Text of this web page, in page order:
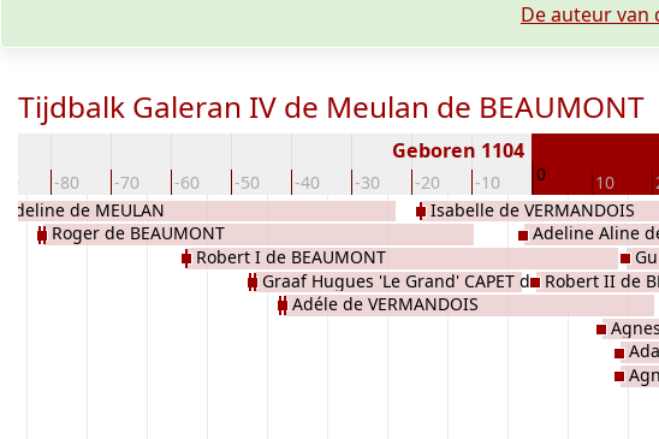
De auteur van
Tijdbalk Galeran IV de Meulan de BEAUMONT
-80 -70 -60 -50 -40 -30 -20 -10 0 10
Geboren 1104
Adeline de MEULAN
Roger de BEAUMONT
Robert I de BEAUMONT
Graaf Hugues 'Le Grand' CAPET de
FRANCEAdéle de VERMANDOIS
Isabelle de VERMANDOIS
Adeline Aline
Robert II de